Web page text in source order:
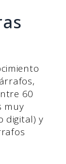
60
muy
digital) y